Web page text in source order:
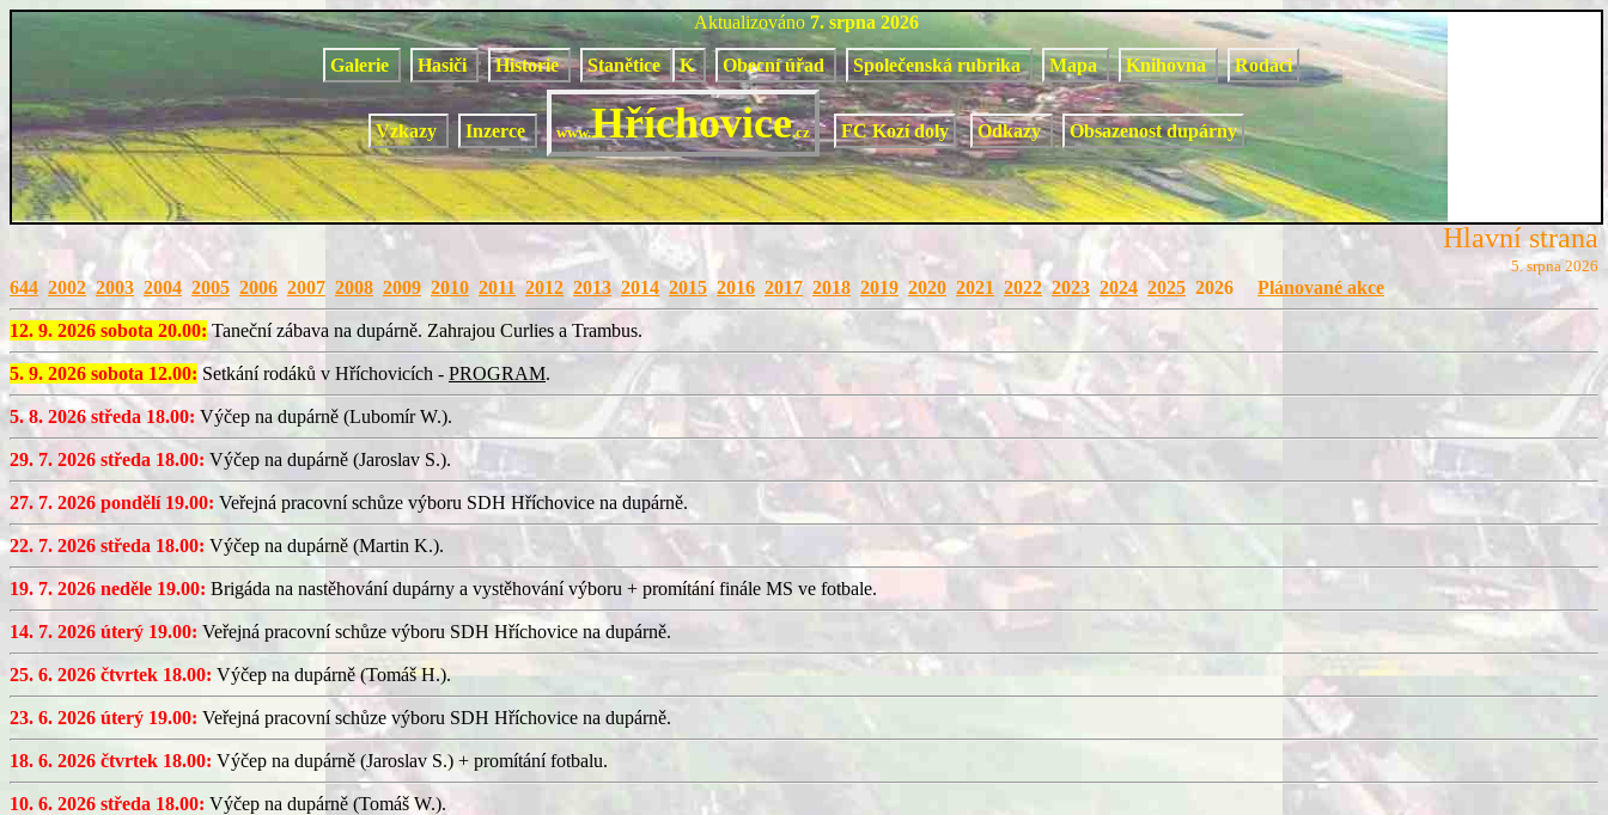
Aktualizováno 7. srpna 2026
Galerie Hasiči Historie Stanětice K Obecní úřad Společenská rubrika Mapa Knihovna Rodáci
Vzkazy Inzerce www.Hříchovice.cz FC Kozí doly Odkazy Obsazenost dupárny
Hlavní strana
5. srpna 2026
644 2002 2003 2004 2005 2006 2007 2008 2009 2010 2011 2012 2013 2014 2015 2016 2017 2018 2019 2020 2021 2022 2023 2024 2025 2026 Plánované akce
12. 9. 2026 sobota 20.00:Taneční zábava na dupárně. Zahrajou Curlies a Trambus.
5. 9. 2026 sobota 12.00: Setkání rodáků v Hříchovicích - PROGRAM.
5. 8. 2026 středa 18.00: Výčep na dupárně (Lubomír W.).
29. 7. 2026 středa 18.00: Výčep na dupárně (Jaroslav S.).
27. 7. 2026 pondělí 19.00: Veřejná pracovní schůze výboru SDH Hříchovice na dupárně.
22. 7. 2026 středa 18.00: Výčep na dupárně (Martin K.).
19. 7. 2026 neděle 19.00: Brigáda na nastěhování dupárny a vystěhování výboru + promítání finále MS ve fotbale.
14. 7. 2026 úterý 19.00: Veřejná pracovní schůze výboru SDH Hříchovice na dupárně.
25. 6. 2026 čtvrtek 18.00: Výčep na dupárně (Tomáš H.).
23. 6. 2026 úterý 19.00: Veřejná pracovní schůze výboru SDH Hříchovice na dupárně.
18. 6. 2026 čtvrtek 18.00: Výčep na dupárně (Jaroslav S.) + promítání fotbalu.
10. 6. 2026 středa 18.00: Výčep na dupárně (Tomáš W.).